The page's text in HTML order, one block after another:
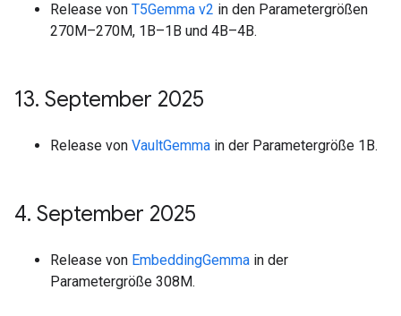
Release von T5Gemma v2 in den Parametergrößen
270M–270M, 1B–1B und 4B–4B.
13. September 2025
Release von VaultGemma in der Parametergröße 1B.
4. September 2025
Release von EmbeddingGemma in der
Parametergröße 308M.